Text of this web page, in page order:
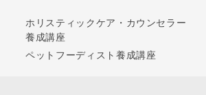
ホリスティックケア・カウンセラー
養成講座
ペットフーディスト養成講座